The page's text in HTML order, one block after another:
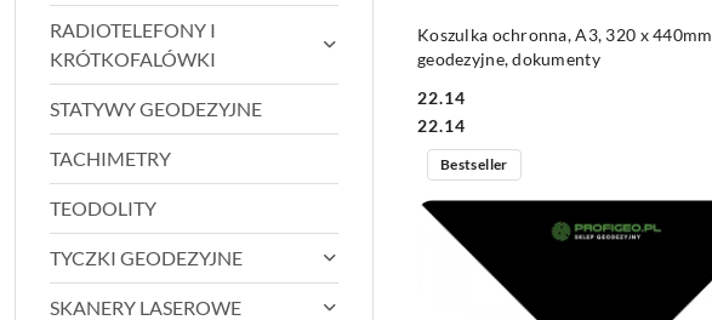
RADIOTELEFONY I
KRÓTKOFALÓWKI
STATYWY GEODEZYJNE
TACHIMETRY
TEODOLITY
TYCZKI GEODEZYJNE
SKANERY LASEROWE
Koszulka ochronna, A3, 320 x
geodezyjne, dokumenty
Cena:
22.14
Cena:
22.14
Bestseller